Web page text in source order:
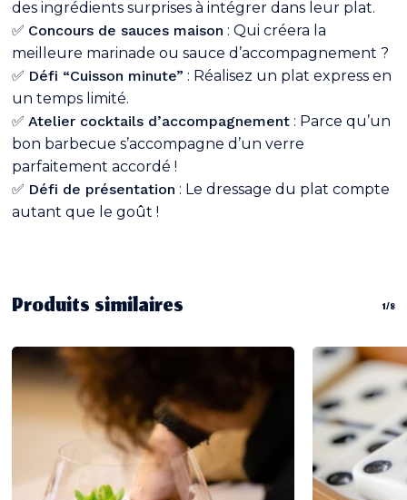
des ingrédients surprises à intégrer dans leur plat.
✅ Concours de sauces maison : Qui créera la
meilleure marinade ou sauce d’accompagnement ?
✅ Défi “Cuisson minute” : Réalisez un plat express en
un temps limité.
✅Atelier cocktails d’accompagnement : Parce qu’un
bon barbecue s’accompagne d’un verre
parfaitement accordé !
✅ Défi de présentation : Le dressage du plat compte
autant que le goût !
Produits similaires 1/8